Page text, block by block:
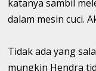
katanya sambil
dalam mesin cuci.
Tidak ada yang
mungkin Hendra